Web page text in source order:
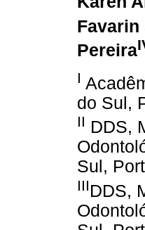
Favarin
Pereira
I
do Sul,
II DDS,
Sul,
IIIDDS,